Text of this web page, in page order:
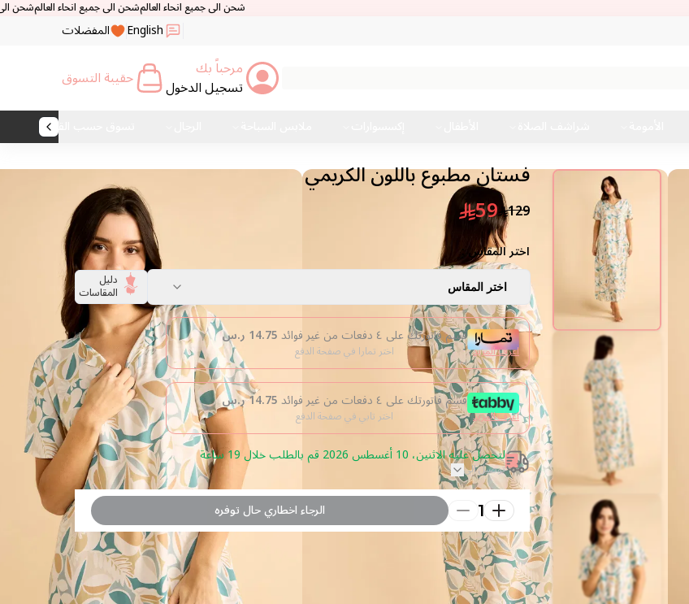
شحن الى جميع انحاء العالمشحن الى جميع انحاء العالمشحن الى جميع انحاء
English المفضلات
مرحباً بك
تسجيل الدخول حقيبة التسوق
تسوق حسب القماش
فستان مطبوع باللون الكريمي
129
59
اختر المقاس :
اختر المقاس دليل
المقاسات
قسم فاتورتك على ٤ دفعات من غير فوائد 14.75 ر.س
اختر تمارا في صفحة الدفع اعرف المزيد
قسم فاتورتك على ٤ دفعات من غير فوائد 14.75ر.س
اختر تابي في صفحة الدفع اعرف المزيد
لتحصل عليه الاثنين، 10 أغسطس 2026 قم بالطلب خلال 19 ساعة
توصيل الى
1 الرجاء اخطاري حال توفره